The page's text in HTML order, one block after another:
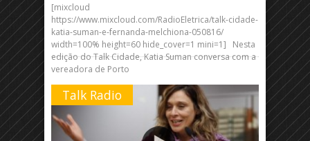
[mixcloud
https://www.mixcloud.com/RadioEletrica/talk-cidade-
katia-suman-e-fernanda-melchiona-050816/
width=100% height=60 hide_cover=1 mini=1] Nesta
edição do Talk Cidade, Katia Suman conversa com a
vereadora de Porto
Talk Radio